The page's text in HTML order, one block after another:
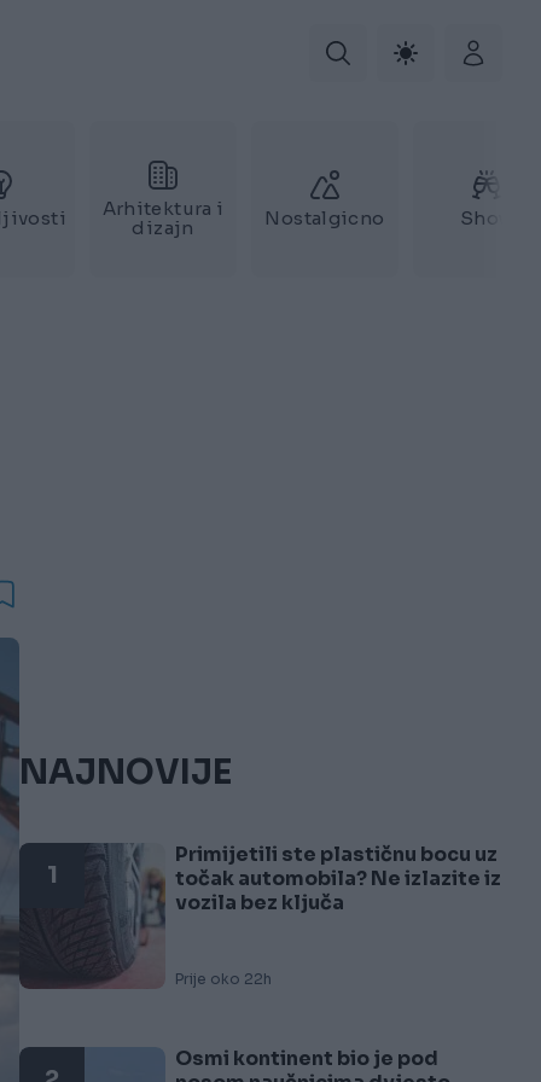
Arhitektura i
dizajn
Nostalgicno Show
NAJNOVIJE
1
Primijetili ste plastičnu bocu uz
točak automobila? Ne izlazite iz
vozila bez ključa
Prije oko 22h
Osmi kontinent bio je pod